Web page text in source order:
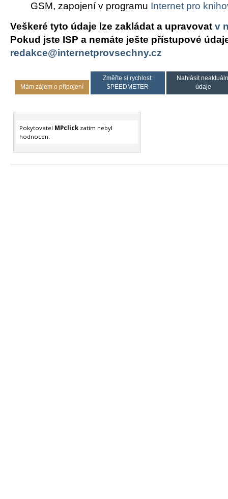
GSM, zapojení v programu Internet pro
Veškeré tyto údaje lze zakládat a upravovat v
Pokud jste ISP a nemáte ješte přístupové
redakce@internetprovsechny.cz
Mám zájem o připojení
Změřte si rychlost:
SPEEDMETER
Nahlásit
údaje
Pokytovatel MPclickzatím nebyl
hodnocen.